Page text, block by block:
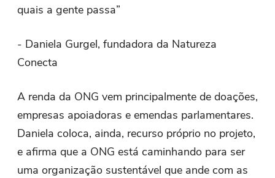
quais a gente passa”
- Daniela Gurgel, fundadora da Natureza
Conecta
A renda da ONG vem principalmente de doações,
empresas apoiadoras e emendas parlamentares.
Daniela coloca, ainda, recurso próprio no projeto,
e afirma que a ONG está caminhando para ser
uma organização sustentável que ande com as